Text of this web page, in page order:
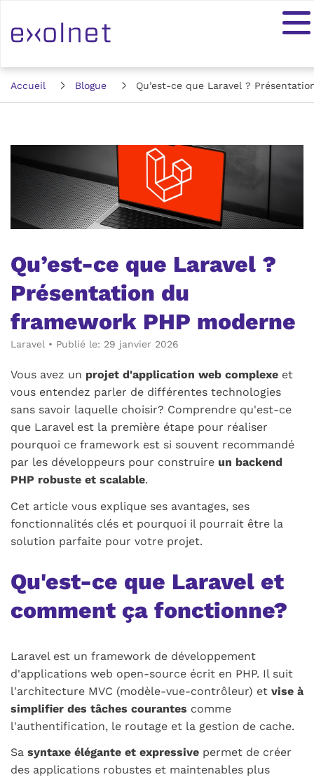
Accueil Blogue Qu’est-ce que Laravel ?
Qu’est-ce que Laravel ?
Présentation du
framework PHP moderne
Laravel • Publié le: 29 janvier 2026
Vous avez un projet d'application web complexe et
vous entendez parler de différentes technologies
sans savoir laquelle choisir? Comprendre qu'est-ce
que Laravel est la première étape pour réaliser
pourquoi ce framework est si souvent recommandé
par les développeurs pour construire un backend
PHP robuste et scalable.
Cet article vous explique ses avantages, ses
fonctionnalités clés et pourquoi il pourrait être la
solution parfaite pour votre projet.
Qu'est-ce que Laravel et
comment ça fonctionne?
Laravel est un framework de développement
d'applications web open-source écrit en PHP. Il suit
l'architecture MVC (modèle-vue-contrôleur) et vise à
simplifier des tâches courantes comme
l'authentification, le routage et la gestion de cache.
Sa syntaxe élégante et expressive permet de créer
des applications robustes et maintenables plus